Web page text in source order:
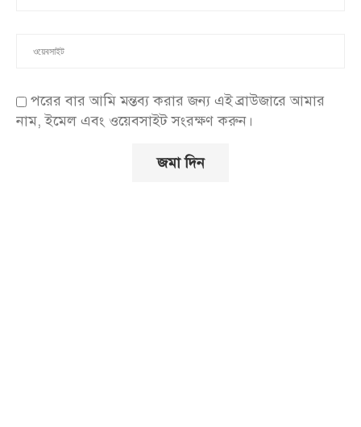
পরের বার আমি মন্তব্য করার জন্য এই ব্রাউজারে আমার
নাম, ইমেল এবং ওয়েবসাইট সংরক্ষণ করুন।